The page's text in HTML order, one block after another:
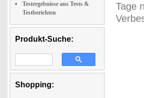
Testergebnisse aus Tests &
Testberichten
Produkt-Suche:
Shopping:
Tage